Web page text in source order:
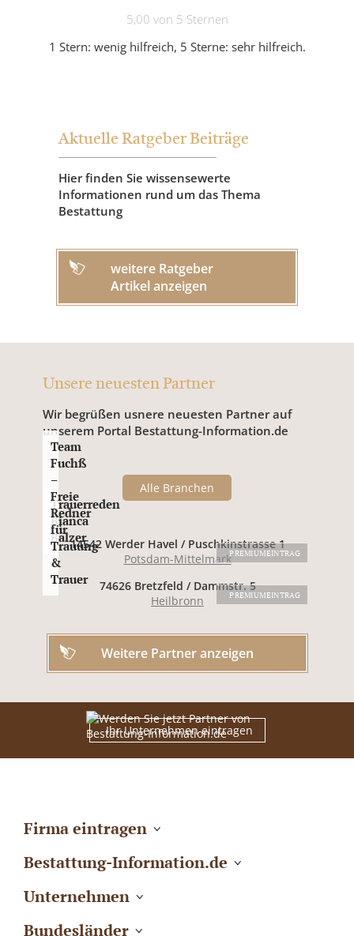
5,00 von 5 Sternen
1 Stern: wenig hilfreich, 5 Sterne: sehr hilfreich.
Aktuelle Ratgeber Beiträge
Hier finden Sie wissensewerte
Informationen rund um das Thema
Bestattung
weitere Ratgeber
Artikel anzeigen
Unsere neuesten Partner
Wir begrüßen usnere neuesten Partner auf
unserem Portal Bestattung-Information.de
Alle Branchen
PREMIUMEINTRAG
Trauerreden
Bianca
Balzer14542 Werder Havel / Puschkinstrasse 1
Potsdam-Mittelmark
PREMIUMEINTRAG
Team
Fuchß
–
Freie
Redner
für
Trauung
&
Trauer
74626 Bretzfeld / Dammstr. 5
Heilbronn
Weitere Partner anzeigen
Ihr Unternehmen eintragen
Firma eintragen
Bestattung-Information.de
Unternehmen
Bundesländer